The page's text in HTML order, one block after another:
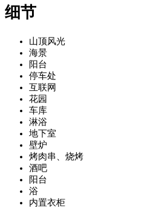
细节
山顶风光
海景
阳台
停车处
互联网
花园
车库
淋浴
地下室
壁炉
烤肉串、烧烤
酒吧
阳台
浴
内置衣柜